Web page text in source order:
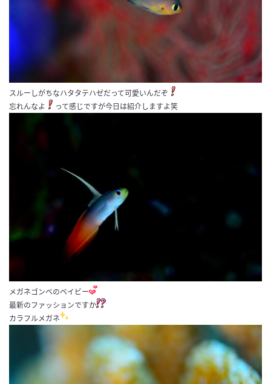
スルーしがちなハタタテハゼだって可愛いんだぞ
忘れんなよ
って感じですが今日は紹介しますよ笑
メガネゴンベのベイビー
最新のファッションですか
カラフルメガネ